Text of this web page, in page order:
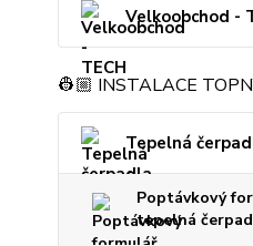
Velkoobchod -
👷🏼 INSTALACE
Tepelná
Poptávkový
tepelná